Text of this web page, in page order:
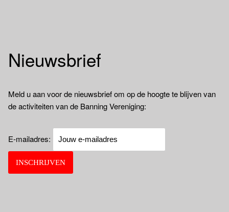
Nieuwsbrief
Meld u aan voor de nieuwsbrief om op de hoogte te blijven van
de activiteiten van de Banning Vereniging:
E-mailadres: